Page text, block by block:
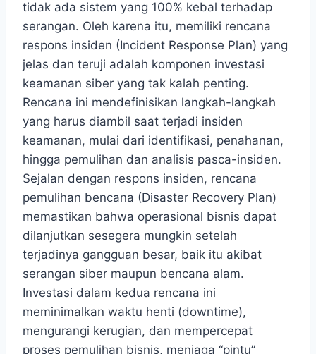
tidak ada sistem yang 100% kebal terhadap
serangan. Oleh karena itu, memiliki rencana
respons insiden (Incident Response Plan) yang
jelas dan teruji adalah komponen investasi
keamanan siber yang tak kalah penting.
Rencana ini mendefinisikan langkah-langkah
yang harus diambil saat terjadi insiden
keamanan, mulai dari identifikasi, penahanan,
hingga pemulihan dan analisis pasca-insiden.
Sejalan dengan respons insiden, rencana
pemulihan bencana (Disaster Recovery Plan)
memastikan bahwa operasional bisnis dapat
dilanjutkan sesegera mungkin setelah
terjadinya gangguan besar, baik itu akibat
serangan siber maupun bencana alam.
Investasi dalam kedua rencana ini
meminimalkan waktu henti (downtime),
mengurangi kerugian, dan mempercepat
proses pemulihan bisnis, menjaga “pintu”